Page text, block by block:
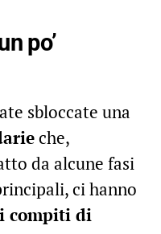
po’
sbloccate una
che,
da alcune fasi
ci hanno
compiti di